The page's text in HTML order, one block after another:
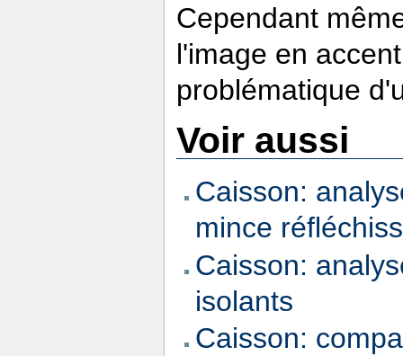
Cependant
l'image en
problématique
Voir aussi
Caisson:
mince
Caisson:
isolants
Caisson: